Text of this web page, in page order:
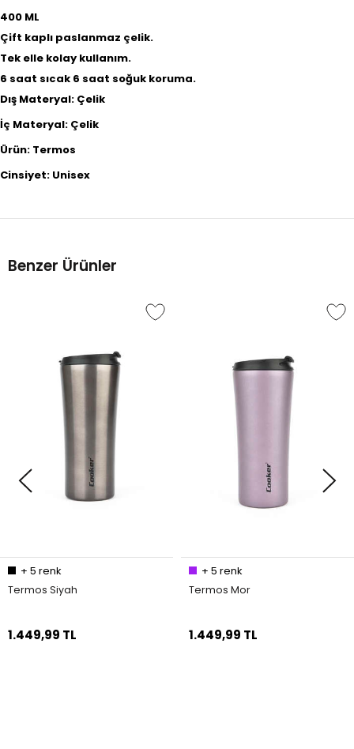
400 ML
Çift kaplı paslanmaz çelik.
Tek elle kolay kullanım.
6 saat sıcak 6 saat soğuk koruma.
Dış Materyal: Çelik
İç Materyal: Çelik
Ürün: Termos
Cinsiyet: Unisex
Benzer Ürünler
+ 5 renk
Termos Siyah
1.449,99 TL
+ 5 renk
Termos Mor
1.449,99 TL